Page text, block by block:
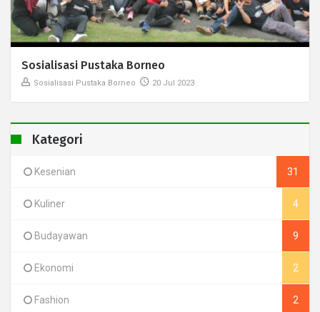
Sosialisasi Pustaka Borneo
Sosialisasi Pustaka Borneo 20 Jul 2023
Kategori
Kesenian 31
Kuliner 4
Budayawan 9
Ekonomi 2
Fashion 2